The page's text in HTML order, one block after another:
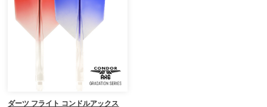
ダーツ フライト コンドルアックス